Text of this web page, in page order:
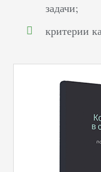
задачи;
критерии